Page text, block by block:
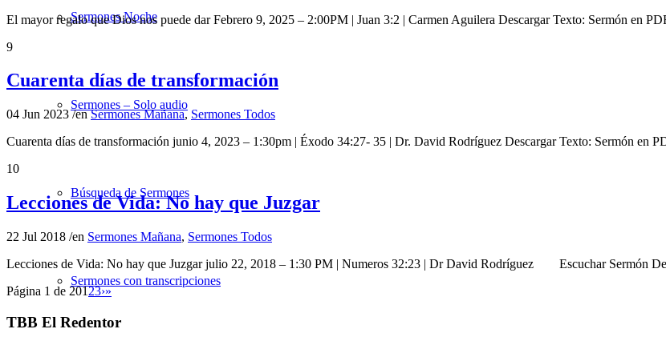
Sermones Noche
Sermones – Solo audio
Búsqueda de Sermones
Sermones con transcripciones
El mayor regalo que Dios nos puede dar Febrero 9, 2025 – 2:00PM | Juan 3:2 | Carmen Aguilera Descargar Texto: Sermón en
9
Cuarenta días de transformación
04 Jun 2023/enSermones Mañana, Sermones Todos
Cuarenta días de transformación junio 4, 2023 – 1:30pm | Éxodo 34:27- 35 | Dr. David Rodríguez Descargar Texto: Sermón en
10
Lecciones de Vida: No hay que Juzgar
22 Jul 2018 /en Sermones Mañana, Sermones Todos
Lecciones de Vida: No hay que Juzgar julio 22, 2018 – 1:30 PM | Numeros 32:23 | Dr David Rodríguez Escuchar Sermón
Página 1 de 20123›»
TBB El Redentor